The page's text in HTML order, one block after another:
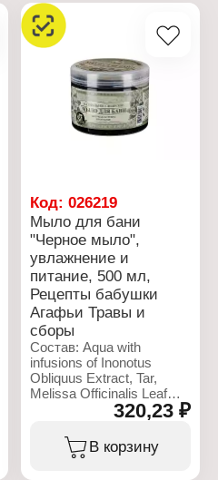
Код:026219
Мыло для бани
"Черное мыло",
увлажнение и
питание, 500 мл,
Рецепты бабушки
Агафьи Травы и
сборы
Состав: Aqua with
infusions of Inonotus
Obliquus Extract, Tar,
Melissa Officinalis Leaf
Extract, Agrostis
Calluna Vulgaris Flower
Water, Hypericum
320,23 ₽
В корзину